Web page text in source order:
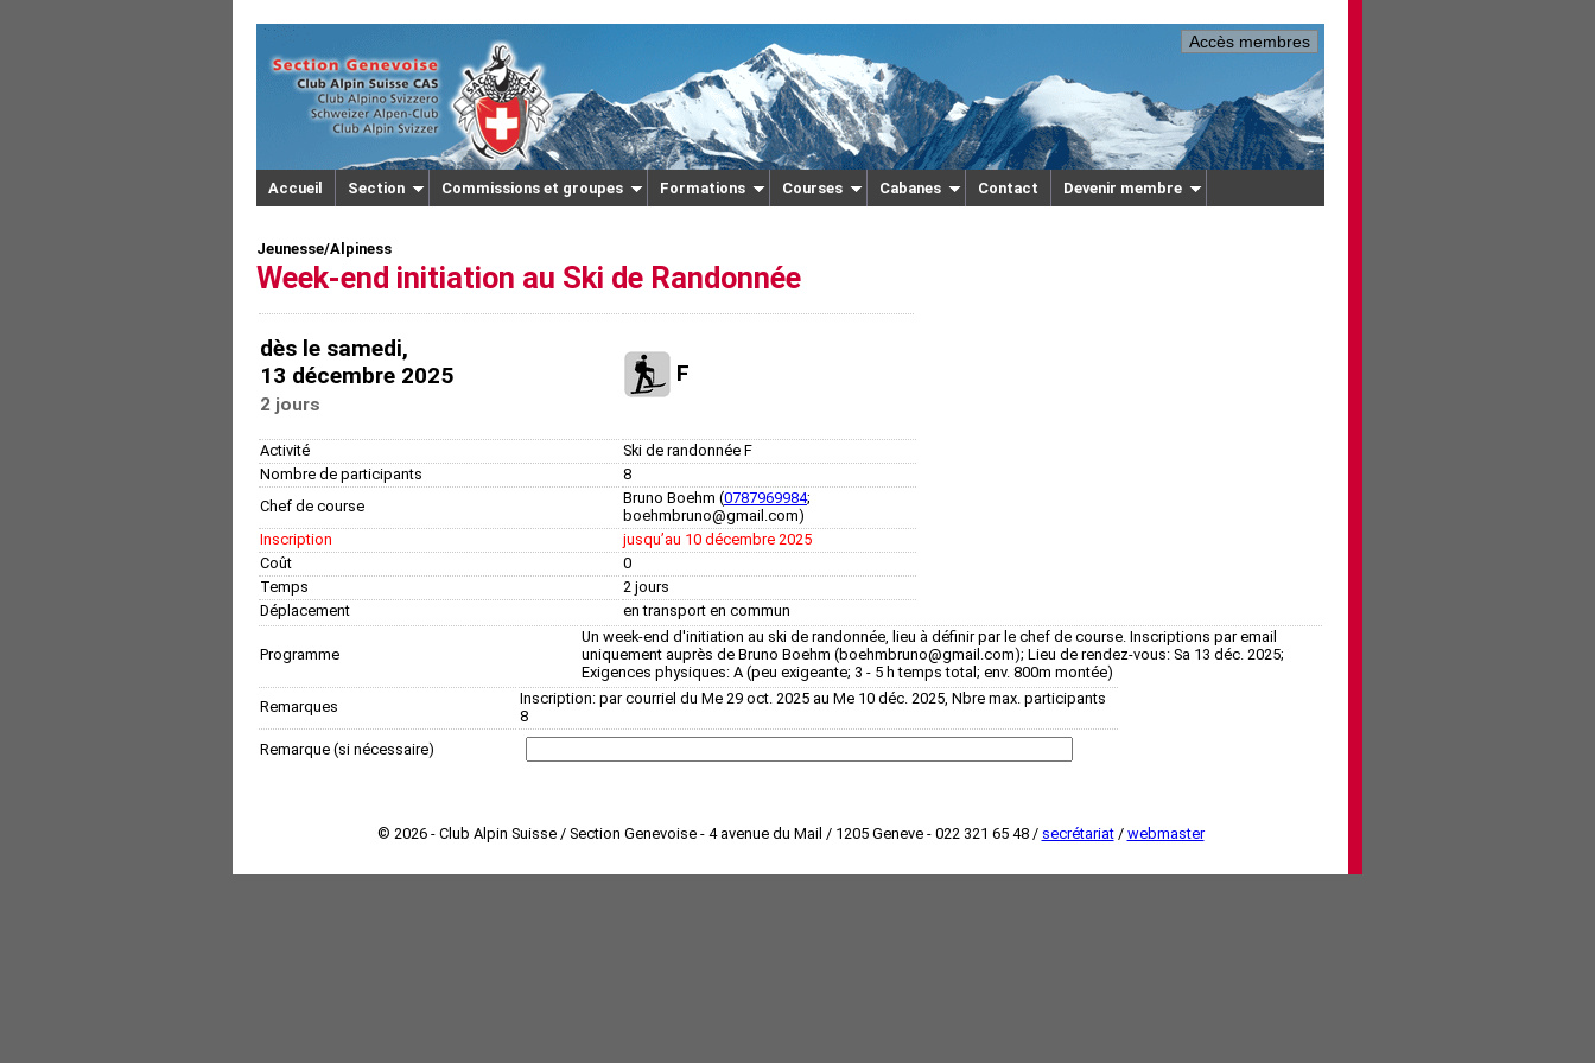
Accès membres
Accueil Section Commissions et groupes Formations Courses Cabanes Contact Devenir membre
Jeunesse/Alpiness
Week-end initiation au Ski de Randonnée
dès le samedi,
13 décembre 2025
2 jours
F
Activité
Ski de randonnée F
Nombre de participants
8
Chef de course
Bruno Boehm (0787969984;
boehmbruno@gmail.com)
Inscription
jusquʼau 10 décembre 2025
Coût
0
Temps
2 jours
Déplacement
en transport en commun
Programme
Un week-end d'initiation au ski de randonnée, lieu à définir par le chef de course. Inscriptions par email
uniquement auprès de Bruno Boehm (boehmbruno@gmail.com); Lieu de rendez-vous: Sa 13 déc. 2025;
Exigences physiques: A (peu exigeante; 3 - 5 h temps total; env. 800m montée)
Remarques
Inscription: par courriel du Me 29 oct. 2025 au Me 10 déc. 2025, Nbre max. participants
8
Remarque (si nécessaire)
© 2026 - Club Alpin Suisse / Section Genevoise - 4 avenue du Mail / 1205 Geneve - 022 321 65 48 / secrétariat/ webmaster